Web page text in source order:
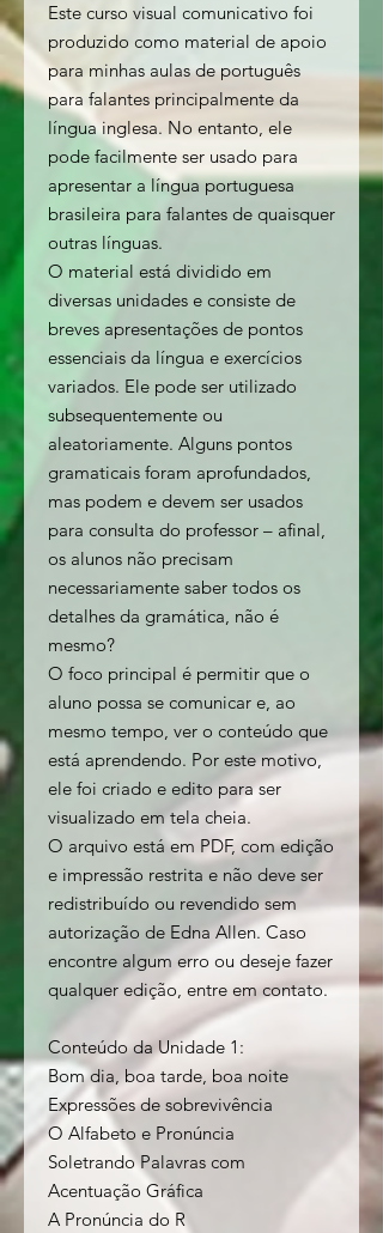
Este curso visual comunicativo foi
produzido como material de apoio
para minhas aulas de português
para falantes principalmente da
língua inglesa. No entanto, ele
pode facilmente ser usado para
apresentar a língua portuguesa
brasileira para falantes de quaisquer
outras línguas.
O material está dividido em
diversas unidades e consiste de
breves apresentações de pontos
essenciais da língua e exercícios
variados. Ele pode ser utilizado
subsequentemente ou
aleatoriamente. Alguns pontos
gramaticais foram aprofundados,
mas podem e devem ser usados
para consulta do professor – afinal,
os alunos não precisam
necessariamente saber todos os
detalhes da gramática, não é
mesmo?
O foco principal é permitir que o
aluno possa se comunicar e, ao
mesmo tempo, ver o conteúdo que
está aprendendo. Por este motivo,
ele foi criado e edito para ser
visualizado em tela cheia.
O arquivo está em PDF, com edição
e impressão restrita e não deve ser
redistribuído ou revendido sem
autorização de Edna Allen. Caso
encontre algum erro ou deseje fazer
qualquer edição, entre em contato.
Conteúdo da Unidade 1:
Bom dia, boa tarde, boa noite
Expressões de sobrevivência
O Alfabeto e Pronúncia
Soletrando Palavras com
Acentuação Gráfica
A Pronúncia do R